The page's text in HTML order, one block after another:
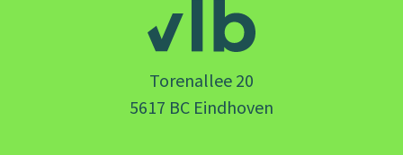
Torenallee 20
5617 BC Eindhoven